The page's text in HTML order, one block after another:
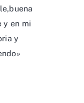
y en mi
y